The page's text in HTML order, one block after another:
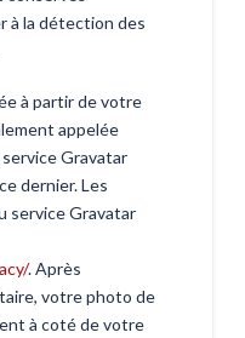
à la détection des
à partir de votre
appelée
Gravatar
dernier. Les
service Gravatar
. Après
votre photo de
à coté de votre